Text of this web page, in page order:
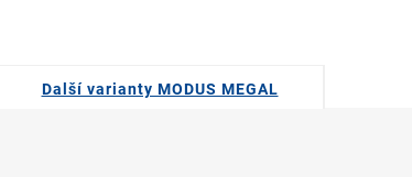
Další varianty MODUS MEGAL